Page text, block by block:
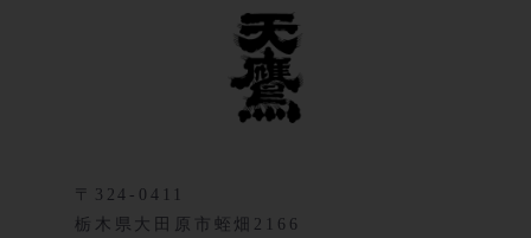
〒324-0411
栃木県大田原市蛭畑2166